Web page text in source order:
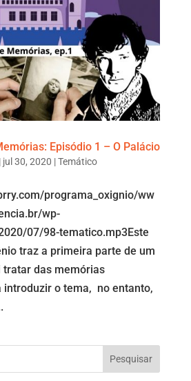
Episódio 1 – O Palácio
| jul 30, 2020 |Temático
programa_oxignio/ww
wp-
07/98-tematico.mp3Este
traz a primeira parte de um
tratar das memórias
introduzir o tema, no entanto,